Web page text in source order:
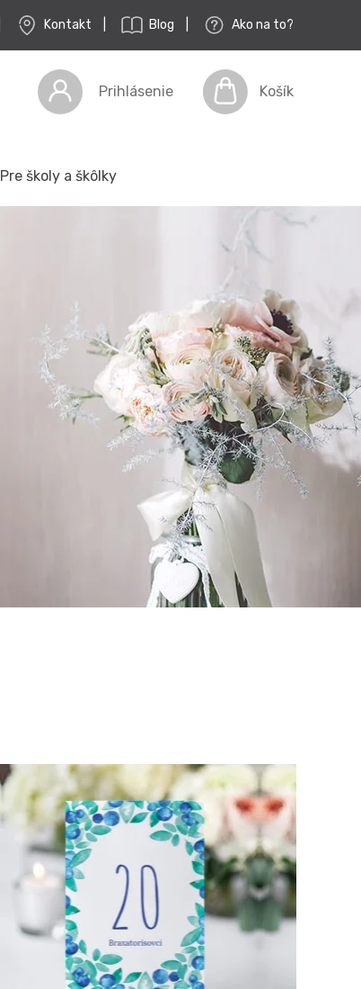
Kontakt Blog Ako na to?
Prihlásenie Košík
Pre školy a škôlky